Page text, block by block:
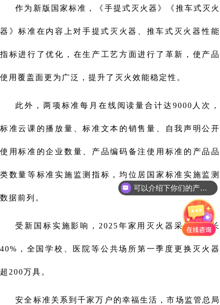
作为新版国家标准，《手提式灭火器》《推车式灭火
器》标准在内容上对手提式灭火器、推车式灭火器‌性能
指标进行了优化，在生产工艺方面进行了革新，使产品
使用覆盖面更为广泛，提升了灭火效能稳定性。
此外，两项标准每月在线阅读量合计达9000人次，
标准云课的播放量、标准文本的销售量、自我声明公开
使用标准的企业数量、产品编码备注使用标准的产品品
类数量等标准实施监测指标，均位居国家标准实施监测
数据前列。
受新国标实施影响，2025年家用灭火器采购量增长
40%，全国学校、医院等公共场所第一季度更换灭火器
超200万具。
安全标准关系到千家万户的幸福生活，市场监管总局
可以介绍下你们的产品么